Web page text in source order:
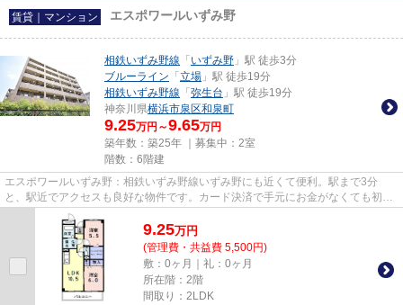
賃貸｜マンション エスポワールいずみ野
相鉄いずみ野線 「 いずみ野 」駅 徒歩3分
ブルーライン 「 立場 」駅 徒歩19分
相鉄いずみ野線 「 弥生台 」駅 徒歩19分
神奈川県横浜市泉区和泉町
9.25万円～9.65万円
築年数：築25年 ｜募集中： 2室
階数：6階建
エスポワールいずみ野：相鉄いずみ野線いずみ野にも近くて便利。駅まで3分
と、駅近でアクセスも良好な物件です。カード決済で手元にお金がなくても初期
費用や家賃支払いができます。外...
9.25万円
(管理費・共益費 5,500円)
敷：0ヶ月｜礼：0ヶ月
所在階：2階
間取り：2LDK